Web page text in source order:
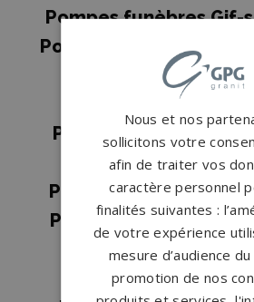
Pompes funèbres Gif-
Pompes funèbres
Pompes funèbres
Pompes funèbres
Pompes funèbres
Pompes funèbres
Pompes funèbres
Pompes funèbres
Pompes funèbres
Pompes funèbres
Nous et nos
sollicitons votre
afin de traiter vos
caractère personnel
finalités suivantes :
de votre expérience
mesure d’audience
promotion de nos